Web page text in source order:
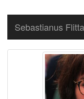
Sebastianus